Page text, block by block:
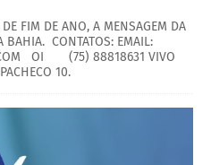
FIM DE ANO, A MENSAGEM DA
BAHIA. CONTATOS: EMAIL:
OI (75) 88818631 VIVO
10.